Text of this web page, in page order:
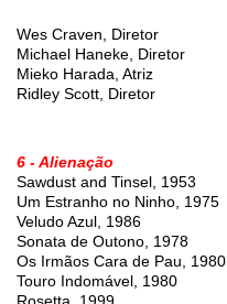
Wes Craven, Diretor
Michael Haneke, Diretor
Mieko Harada, Atriz
Ridley Scott, Diretor
6 - Alienação
Sawdust and Tinsel, 1953
Um Estranho no Ninho, 1975
Veludo Azul, 1986
Sonata de Outono, 1978
Os Irmãos Cara de Pau, 1980
Touro Indomável, 1980
Rosetta, 1999